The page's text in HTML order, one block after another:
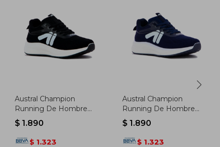
Austral Champion
Running De Hombre
Barcelona -
Negro/blanco - Negro-
blanco
$ 1.890
$ 1.323
Austral Champion
Running De Hombre
Barcelona -
Marino/blanco - Marino-
blanco
$ 1.890
$ 1.323